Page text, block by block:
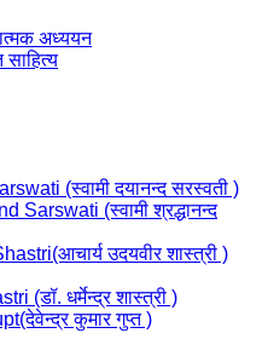
अध्ययन
(स्वामी दयानन्द सरस्वती )
(स्वामी श्रद्धानन्द
उदयवीर शास्त्री )
(डॉ. धर्मेन्द्र शास्त्री )
कुमार गुप्त )